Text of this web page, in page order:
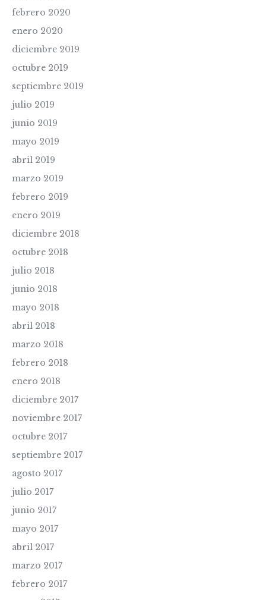
febrero 2020
enero 2020
diciembre 2019
octubre 2019
septiembre 2019
julio 2019
junio 2019
mayo 2019
abril 2019
marzo 2019
febrero 2019
enero 2019
diciembre 2018
octubre 2018
julio 2018
junio 2018
mayo 2018
abril 2018
marzo 2018
febrero 2018
enero 2018
diciembre 2017
noviembre 2017
octubre 2017
septiembre 2017
agosto 2017
julio 2017
junio 2017
mayo 2017
abril 2017
marzo 2017
febrero 2017